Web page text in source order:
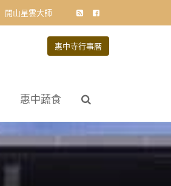
開山星雲大師
惠中寺行事曆
惠中蔬食